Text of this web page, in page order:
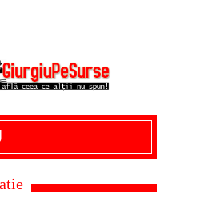
Surse – actualitate giurgiu,
giurgiu, stiri politice, social
editoriale giurgiu, dezvaluiri,